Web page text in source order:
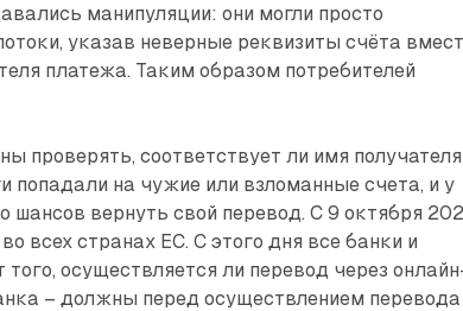
манипуляции: они могли просто
указав неверные реквизиты счёта
платежа. Таким образом потребителей
проверять, соответствует ли имя получателя
попадали на чужие или взломанные счета, и у
шансов вернуть свой перевод. С 9 октября
всех странах ЕС. С этого дня все банки и
осуществляется ли перевод через
– должны перед осуществлением перевода